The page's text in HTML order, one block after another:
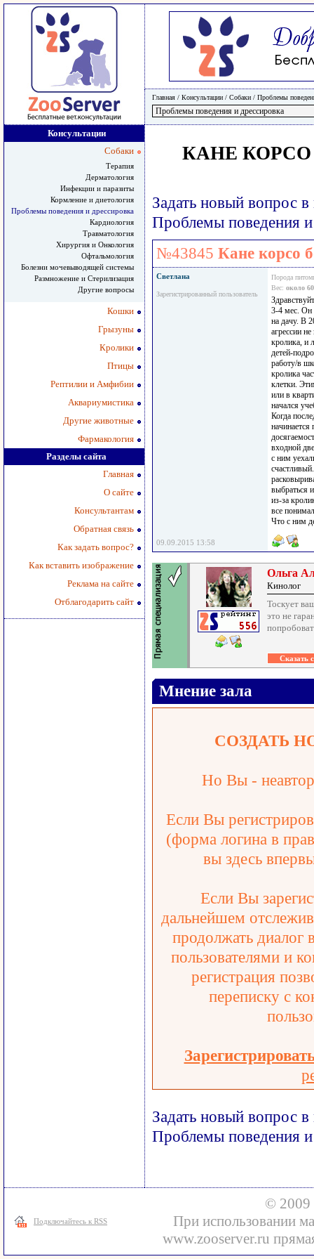
Главная / Консультации / Собаки / Проблемы
Консультации
Собаки
Терапия
Дерматология
Инфекции и паразиты
Кормление и диетология
Проблемы поведения и дрессировка
Кардиология
Травматология
Хирургия и Онкология
Офтальмология
Болезни мочевыводящей системы
Размножение и Стерилизация
Другие вопросы
Кошки
Грызуны
Кролики
Птицы
Рептилии и Амфибии
Аквариумистика
Другие животные
Фармакология
Разделы сайта
Главная
О сайте
Консультантам
Обратная связь
Как задать вопрос?
Как вставить изображение
Реклама на сайте
Отблагодарить сайт
КАНЕ
Задать новый вопрос
Проблемы поведения и
№43845 Кане корсо
Светлана
Зарегистрированный пользователь
Порода
Вес: около 60
3-4 мес. Он
на дачу. В
агрессии
кролика, и
детей-
работу/в
кролика
клетки.
или в
начался
Когда
начинается
входной
с ним
выбраться
из-за
все
Что с ним
09.09.2015 13:58
Ольга
Кинолог
Тоскует
это не
Мнение зала
СОЗДАТЬ
Но Вы -
Если Вы
(форма логина в
вы здесь
Если Вы
дальнейшем
продолжать диалог
пользователями и
регистрация
переписку с
Задать новый вопрос
Проблемы поведения и
Подключайтесь к RSS
© 2009
При использовании
www.zooserver.ru